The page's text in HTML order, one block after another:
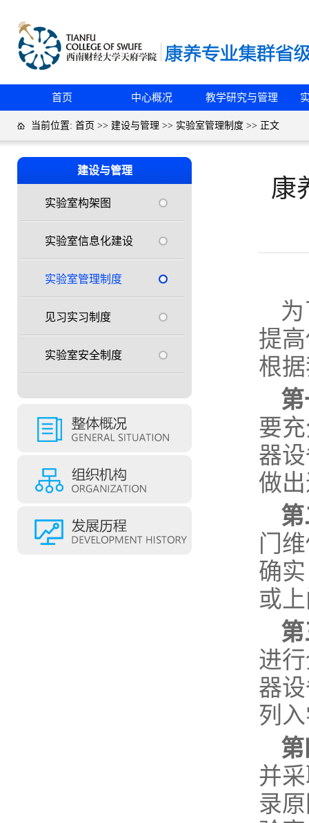
首页 中心概况 教学研究与管理
当前位置: 首页 >> 建设与管理 >> 实验室管理制度 >> 正文
建设与管理
实验室构架图
实验室信息化建设
实验室管理制度
见习实习制度
实验室安全制度
康
提
根
要
器
做
门
确
或
进
器
列
并
录